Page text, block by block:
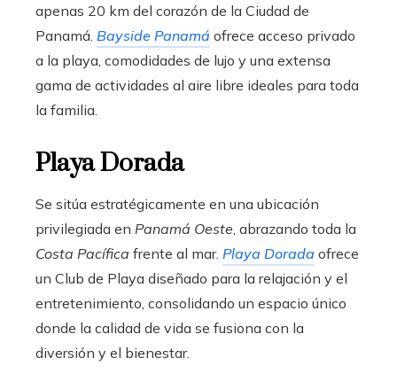
apenas 20 km del corazón de la Ciudad de
Panamá. Bayside Panamá ofrece acceso privado
a la playa, comodidades de lujo y una extensa
gama de actividades al aire libre ideales para toda
la familia.
Playa Dorada
Se sitúa estratégicamente en una ubicación
privilegiada en Panamá Oeste , abrazando toda la
Costa Pacífica frente al mar. Playa Dorada ofrece
un Club de Playa diseñado para la relajación y el
entretenimiento, consolidando un espacio único
donde la calidad de vida se fusiona con la
diversión y el bienestar.